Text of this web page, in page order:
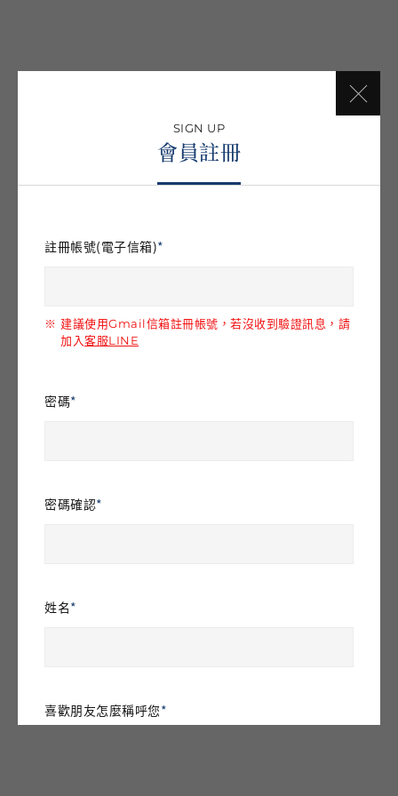
SIGN UP
會員註冊
註冊帳號(電子信箱)
建議使用Gmail信箱註冊帳號，若沒收到驗證訊息，請
加入客服LINE
密碼
密碼確認
姓名
喜歡朋友怎麼稱呼您